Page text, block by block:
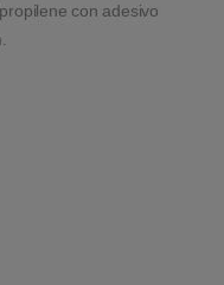
con adesivo